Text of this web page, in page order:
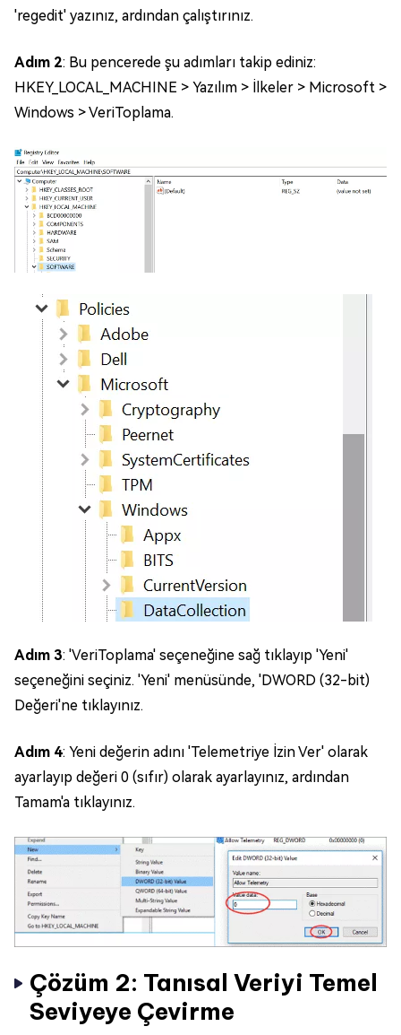
'regedit' yazınız, ardından çalıştırınız.
Adım 2: Bu pencerede şu adımları takip ediniz:
HKEY_LOCAL_MACHINE > Yazılım > İlkeler > Microsoft >
Windows > VeriToplama.
Adım 3: 'VeriToplama' seçeneğine sağ tıklayıp 'Yeni'
seçeneğini seçiniz. 'Yeni' menüsünde, 'DWORD (32-bit)
Değeri'ne tıklayınız.
Adım 4: Yeni değerin adını 'Telemetriye İzin Ver' olarak
ayarlayıp değeri 0 (sıfır) olarak ayarlayınız, ardından
Tamam'a tıklayınız.
Çözüm 2: Tanısal Veriyi Temel
Seviyeye Çevirme